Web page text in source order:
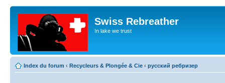
Swiss Rebreather
In lake we trust
Index du forum ‹ Recycleurs & Plongée & Cie ‹ русский ребризер